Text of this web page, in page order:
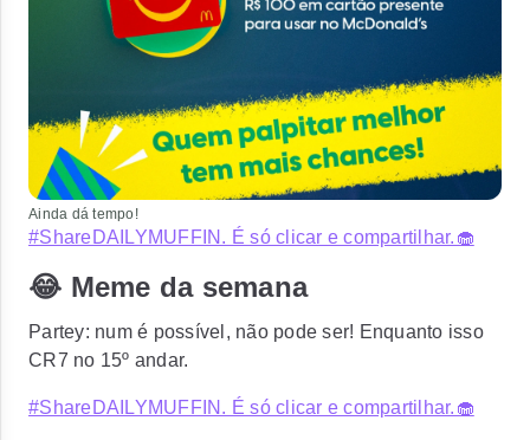
Ainda dá tempo!
#ShareDAILYMUFFIN. É só clicar e compartilhar.🧁
😂 Meme da semana
Partey: num é possível, não pode ser! Enquanto isso
CR7 no 15º andar.
#ShareDAILYMUFFIN. É só clicar e compartilhar.🧁